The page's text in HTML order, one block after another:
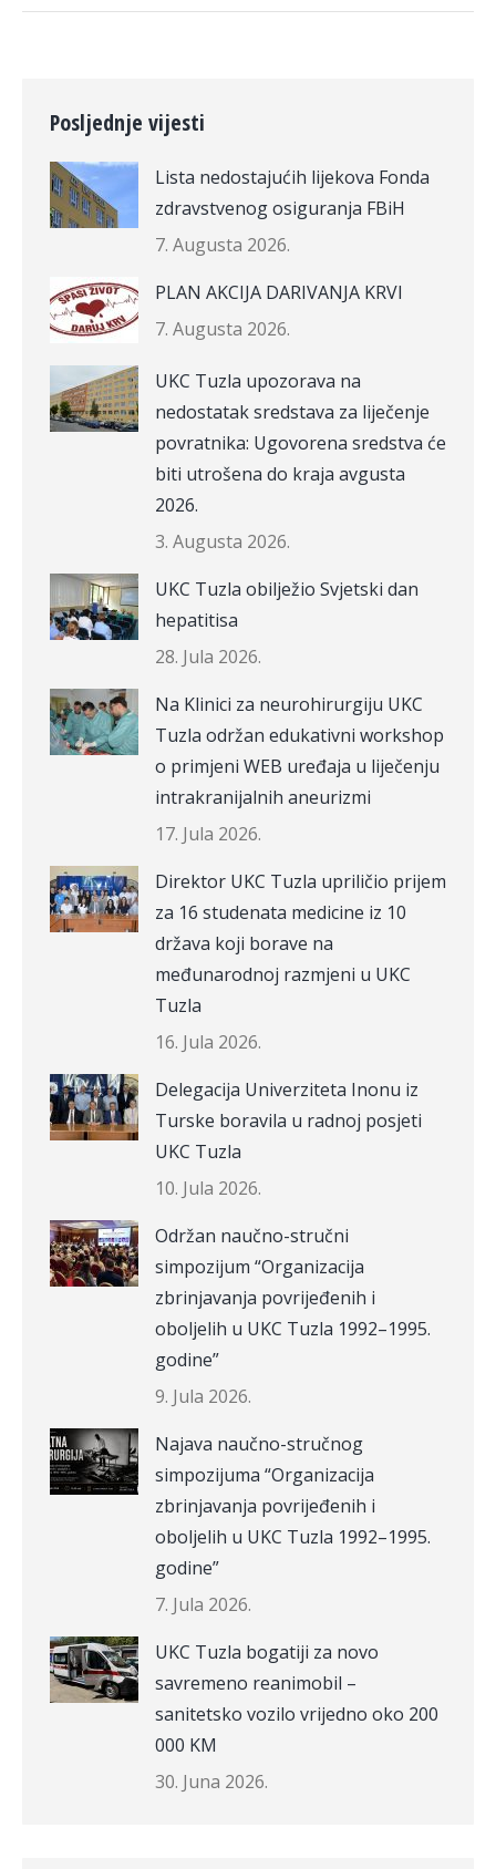
Posljednje vijesti
Lista nedostajućih lijekova Fonda
zdravstvenog osiguranja FBiH
7. Augusta 2026.
PLAN AKCIJA DARIVANJA KRVI
7. Augusta 2026.
UKC Tuzla upozorava na
nedostatak sredstava za liječenje
povratnika: Ugovorena sredstva će
biti utrošena do kraja avgusta
2026.
3. Augusta 2026.
UKC Tuzla obilježio Svjetski dan
hepatitisa
28. Jula 2026.
Na Klinici za neurohirurgiju UKC
Tuzla održan edukativni workshop
o primjeni WEB uređaja u liječenju
intrakranijalnih aneurizmi
17. Jula 2026.
Direktor UKC Tuzla upriličio prijem
za 16 studenata medicine iz 10
država koji borave na
međunarodnoj razmjeni u UKC
Tuzla
16. Jula 2026.
Delegacija Univerziteta Inonu iz
Turske boravila u radnoj posjeti
UKC Tuzla
10. Jula 2026.
Održan naučno-stručni
simpozijum “Organizacija
zbrinjavanja povrijeđenih i
oboljelih u UKC Tuzla 1992–1995.
godine”
9. Jula 2026.
Najava naučno-stručnog
simpozijuma “Organizacija
zbrinjavanja povrijeđenih i
oboljelih u UKC Tuzla 1992–1995.
godine”
7. Jula 2026.
UKC Tuzla bogatiji za novo
savremeno reanimobil –
sanitetsko vozilo vrijedno oko 200
000 KM
30. Juna 2026.